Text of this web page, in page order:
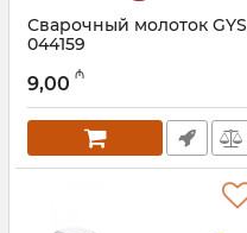
Сварочный молоток GYS
044159
Артикул:
9,00 ₼